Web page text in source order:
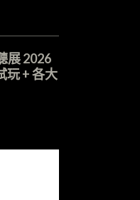
展 2026
玩 + 各大